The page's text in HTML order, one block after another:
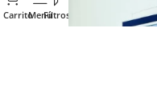
CarritoMenúFiltros